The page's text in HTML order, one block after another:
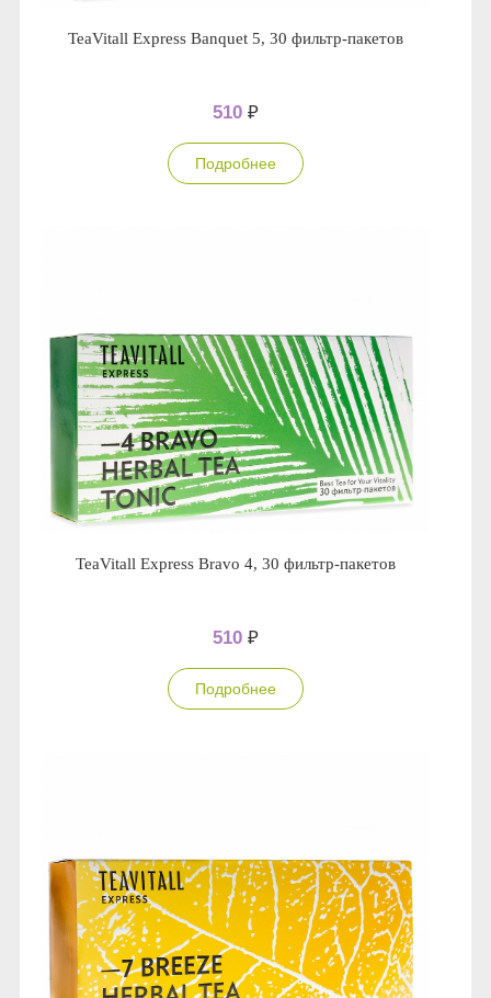
TeaVitall Express Banquet 5, 30 фильтр-пакетов
510 ₽
Подробнее
TeaVitall Express Bravo 4, 30 фильтр-пакетов
510 ₽
Подробнее